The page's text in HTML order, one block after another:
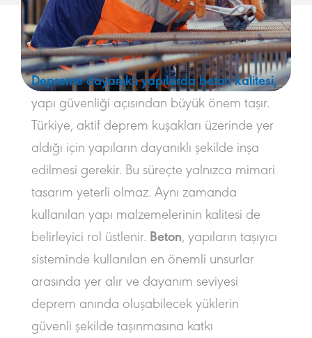
Depreme dayanıklı yapılarda beton kalitesi,
yapı güvenliği açısından büyük önem taşır.
Türkiye, aktif deprem kuşakları üzerinde yer
aldığı için yapıların dayanıklı şekilde inşa
edilmesi gerekir. Bu süreçte yalnızca mimari
tasarım yeterli olmaz. Aynı zamanda
kullanılan yapı malzemelerinin kalitesi de
belirleyici rol üstlenir. Beton, yapıların taşıyıcı
sisteminde kullanılan en önemli unsurlar
arasında yer alır ve dayanım seviyesi
deprem anında oluşabilecek yüklerin
güvenli şekilde taşınmasına katkı